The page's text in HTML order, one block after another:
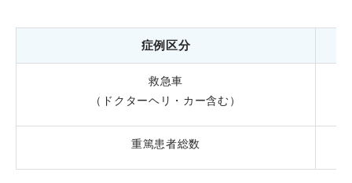
症例区分
救急車
（ドクターヘリ・カー含む）
重篤患者総数